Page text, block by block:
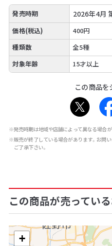
発売時期 2026年4月
価格(税込)
400円
種類数
全5種
対象年齢
15才以上
この商品を
※発売時期は地域や店舗によって異なる場合が
※販売が終了している場合があります。お問
ご了承下さい。
この商品が売ってい
+